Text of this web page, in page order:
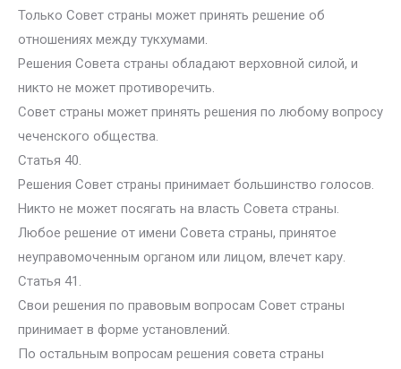
Только Совет страны может принять решение об
отношениях между тукхумами.
Решения Совета страны обладают верховной силой, и
никто не может противоречить.
Совет страны может принять решения по любому вопросу
чеченского общества.
Статья 40.
Решения Совет страны принимает большинство голосов.
Никто не может посягать на власть Совета страны.
Любое решение от имени Совета страны, принятое
неуправомоченным органом или лицом, влечет кару.
Статья 41.
Свои решения по правовым вопросам Совет страны
принимает в форме установлений.
По остальным вопросам решения совета страны